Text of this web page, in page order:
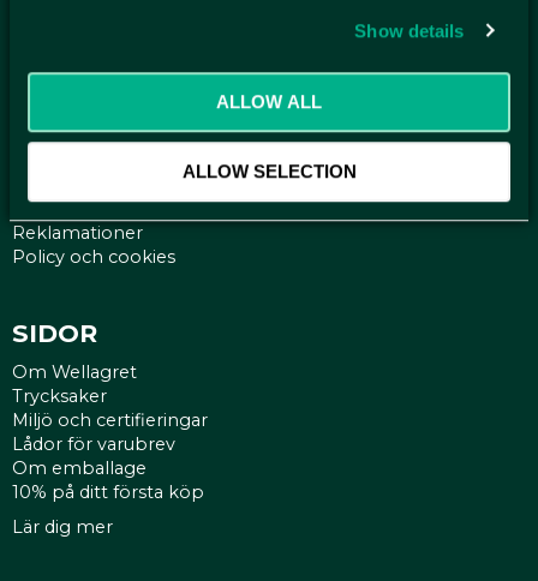
Show details
ALLOW ALL
ALLOW SELECTION
Få relevanta erbjudande och kampanjer, en möjlighet att
KUNDTJÄNST
Köpvillkor
Reklamationer
Policy och cookies
SIDOR
Om Wellagret
Trycksaker
Miljö och certifieringar
Lådor för varubrev
Om emballage
10% på ditt första köp
Lär dig mer